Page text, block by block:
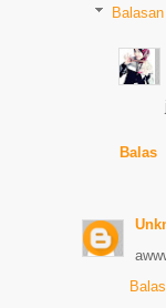
Balasan
Balas
Balas